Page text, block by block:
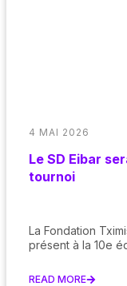
4 MAI 2026
Le SD Eibar
tournoi
La Fondation
présent à la 10e
READ MORE